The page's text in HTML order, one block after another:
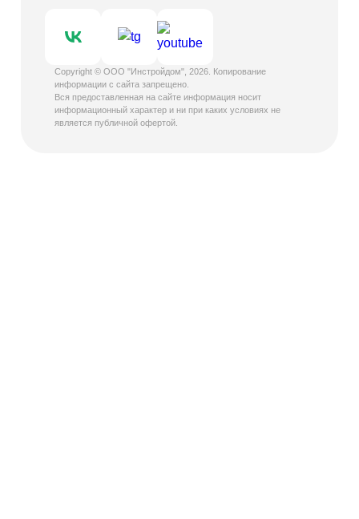
Copyright © ООО "Инстройдом", 2026. Копирование
информации с сайта запрещено.
Вся предоставленная на сайте информация носит
информационный характер и ни при каких условиях не
является публичной офертой.